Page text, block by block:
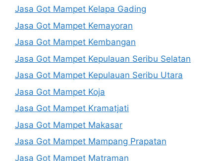
Jasa Got Mampet Kelapa Gading
Jasa Got Mampet Kemayoran
Jasa Got Mampet Kembangan
Jasa Got Mampet Kepulauan Seribu Selatan
Jasa Got Mampet Kepulauan Seribu Utara
Jasa Got Mampet Koja
Jasa Got Mampet Kramatjati
Jasa Got Mampet Makasar
Jasa Got Mampet Mampang Prapatan
Jasa Got Mampet Matraman